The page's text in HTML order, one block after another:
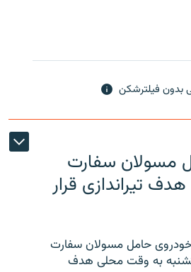
بدون فیلترشکن
مسولان سفارت
هدف تیراندازی قرار
حامل مسولان سفارت
به وقت محلی هدف